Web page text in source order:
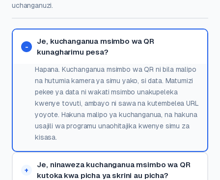
uchanganuzi.
Je, kuchanganua msimbo wa QR
kunagharimu pesa?
Hapana. Kuchanganua msimbo wa QR ni bila malipo
na hutumia kamera ya simu yako, si data. Matumizi
pekee ya data ni wakati msimbo unakupeleka
kwenye tovuti, ambayo ni sawa na kutembelea URL
yoyote. Hakuna malipo ya kuchanganua, na hakuna
usajili wa programu unaohitajika kwenye simu za
kisasa.
Je, ninaweza kuchanganua msimbo wa QR
kutoka kwa picha ya skrini au picha?